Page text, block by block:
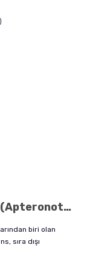
Gizemli Güzellik: Hayalet Balığı (Apteronotus Albifrons)
biri olan
sıra dışı